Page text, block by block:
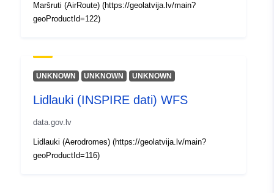
Maršruti (AirRoute) (https://geolatvija.lv/main?
geoProductId=122)
UNKNOWN UNKNOWN UNKNOWN
Lidlauki (INSPIRE dati) WFS
data.gov.lv
Lidlauki (Aerodromes) (https://geolatvija.lv/main?
geoProductId=116)